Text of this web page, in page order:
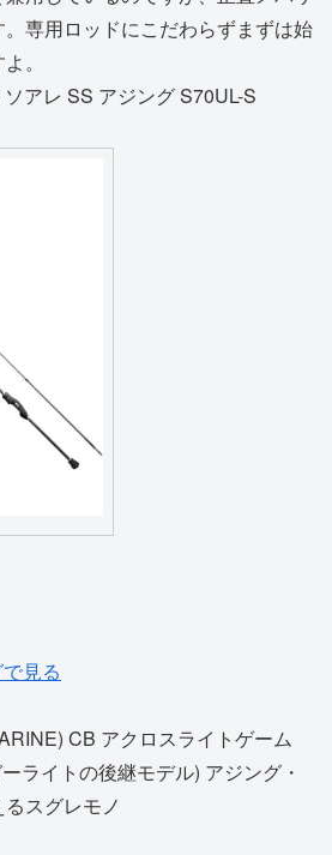
専用ロッドにこだわらずまずは始
。
アレ SS アジング S70UL-S
見る
CB アクロスライトゲーム
ライトの後継モデル) アジング・
スグレモノ